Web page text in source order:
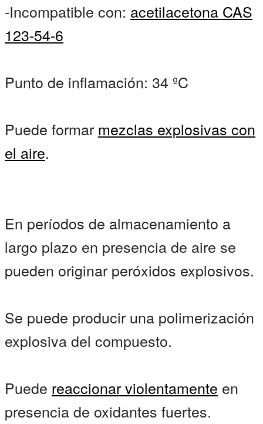
-Incompatible con: acetilacetona CAS
123-54-6
Punto de inflamación: 34 ºC
Puede formar mezclas explosivas con
el aire.
En períodos de almacenamiento a
largo plazo en presencia de aire se
pueden originar peróxidos explosivos.
Se puede producir una polimerización
explosiva del compuesto.
Puede reaccionar violentamente en
presencia de oxidantes fuertes.